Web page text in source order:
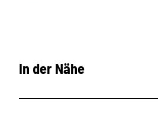
In der Nähe